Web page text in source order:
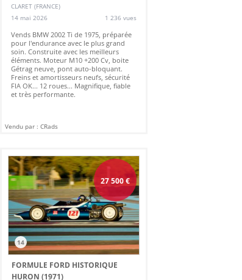
CLARET (FRANCE)
14 mai 2026
1 236 vues
Vends BMW 2002 Ti de 1975, préparée
pour l'endurance avec le plus grand
soin. Construite avec les meilleurs
éléments. Moteur M10 +200 Cv, boite
Gétrag neuve, pont auto-bloquant.
Freins et amortisseurs neufs, sécurité
FIA OK... 12 roues... Magnifique, fiable
et très performante.
Vendu par : CRads
27 500€
14
FORMULE FORD HISTORIQUE
HURON (1971)